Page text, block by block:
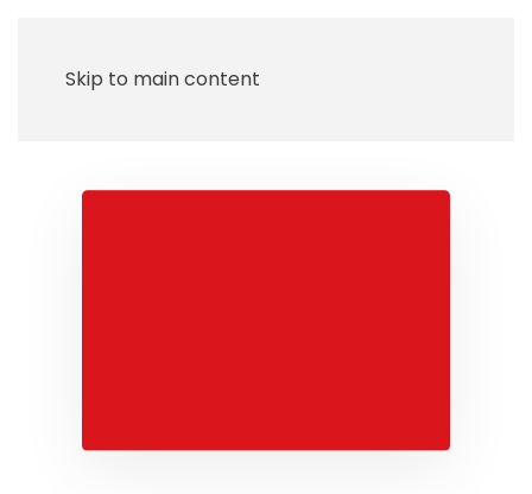
Skip to main content